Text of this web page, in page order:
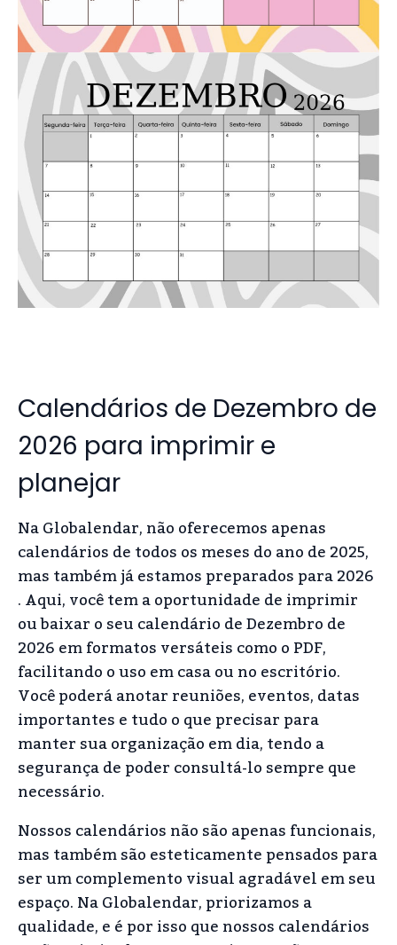
Calendários de Dezembro de
2026 para imprimir e
planejar
Na Globalendar, não oferecemos apenas
calendários de todos os meses do ano de 2025,
mas também já estamos preparados para 2026
. Aqui, você tem a oportunidade de imprimir
ou baixar o seu calendário de Dezembro de
2026 em formatos versáteis como o PDF,
facilitando o uso em casa ou no escritório.
Você poderá anotar reuniões, eventos, datas
importantes e tudo o que precisar para
manter sua organização em dia, tendo a
segurança de poder consultá-lo sempre que
necessário.
Nossos calendários não são apenas funcionais,
mas também são esteticamente pensados para
ser um complemento visual agradável em seu
espaço. Na Globalendar, priorizamos a
qualidade, e é por isso que nossos calendários